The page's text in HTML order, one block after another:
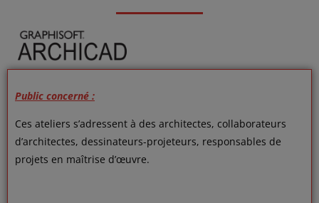
Public concerné :
Ces ateliers s’adressent à des architectes, collaborateurs
d’architectes, dessinateurs-projeteurs, responsables de
projets en maîtrise d’œuvre.